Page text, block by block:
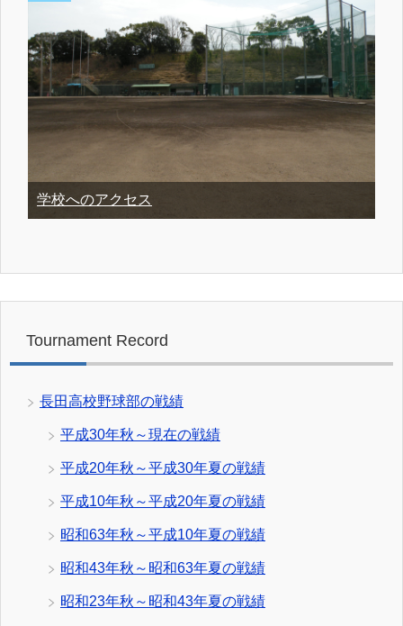
学校へのアクセス
Tournament Record
長田高校野球部の戦績
平成30年秋～現在の戦績
平成20年秋～平成30年夏の戦績
平成10年秋～平成20年夏の戦績
昭和63年秋～平成10年夏の戦績
昭和43年秋～昭和63年夏の戦績
昭和23年秋～昭和43年夏の戦績